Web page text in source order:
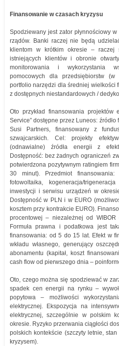
Finansowanie w czasach kryzysu
Spodziewany jest zator płynnościowy
rządów. Banki raczej nie będą
klientom w krótkim okresie – raczej
istniejących klientów i obronie
monitorowania i wykorzystania
pomocowych dla przedsiębiorstw
portfolio narzędzi dla średniej wielkości
z dostępnych niestandardowych /
Oto przykład finansowania projektów
Service” dostępne przez Luneos:
Susi Partners, finansowany z
szwajcarskich. Cel: projekty
(odnawialne) źródła energii z
Dostępność: bez żadnych ograniczeń
potwierdzona pozytywnym ratingiem
30 minut). Przedmiot finansowania:
fotowoltaika, kogeneracja/
inwestycji i serwisu urządzeń w
Dostępność w PLN i w EURO
kosztem przy kontrakcie EURO).
procentowej – niezależnej od
Formuła prawna i podatkowa jest
finansowania: od 5 do 15 lat. Efekt w
wkładu własnego, generujący
abonamentu (kapitał, koszt
cash flow od pierwszego dnia –
Oto, czego można się spodziewać w
spadek cen energii na rynku –
popytowa – możliwości
elektrycznej. Ekspozycja na
elektrycznej, szczególnie w polskim
okresie. Ryzyko przerwania ciągłości
polskich kontekście (szczyty letnie,
kryzysem).